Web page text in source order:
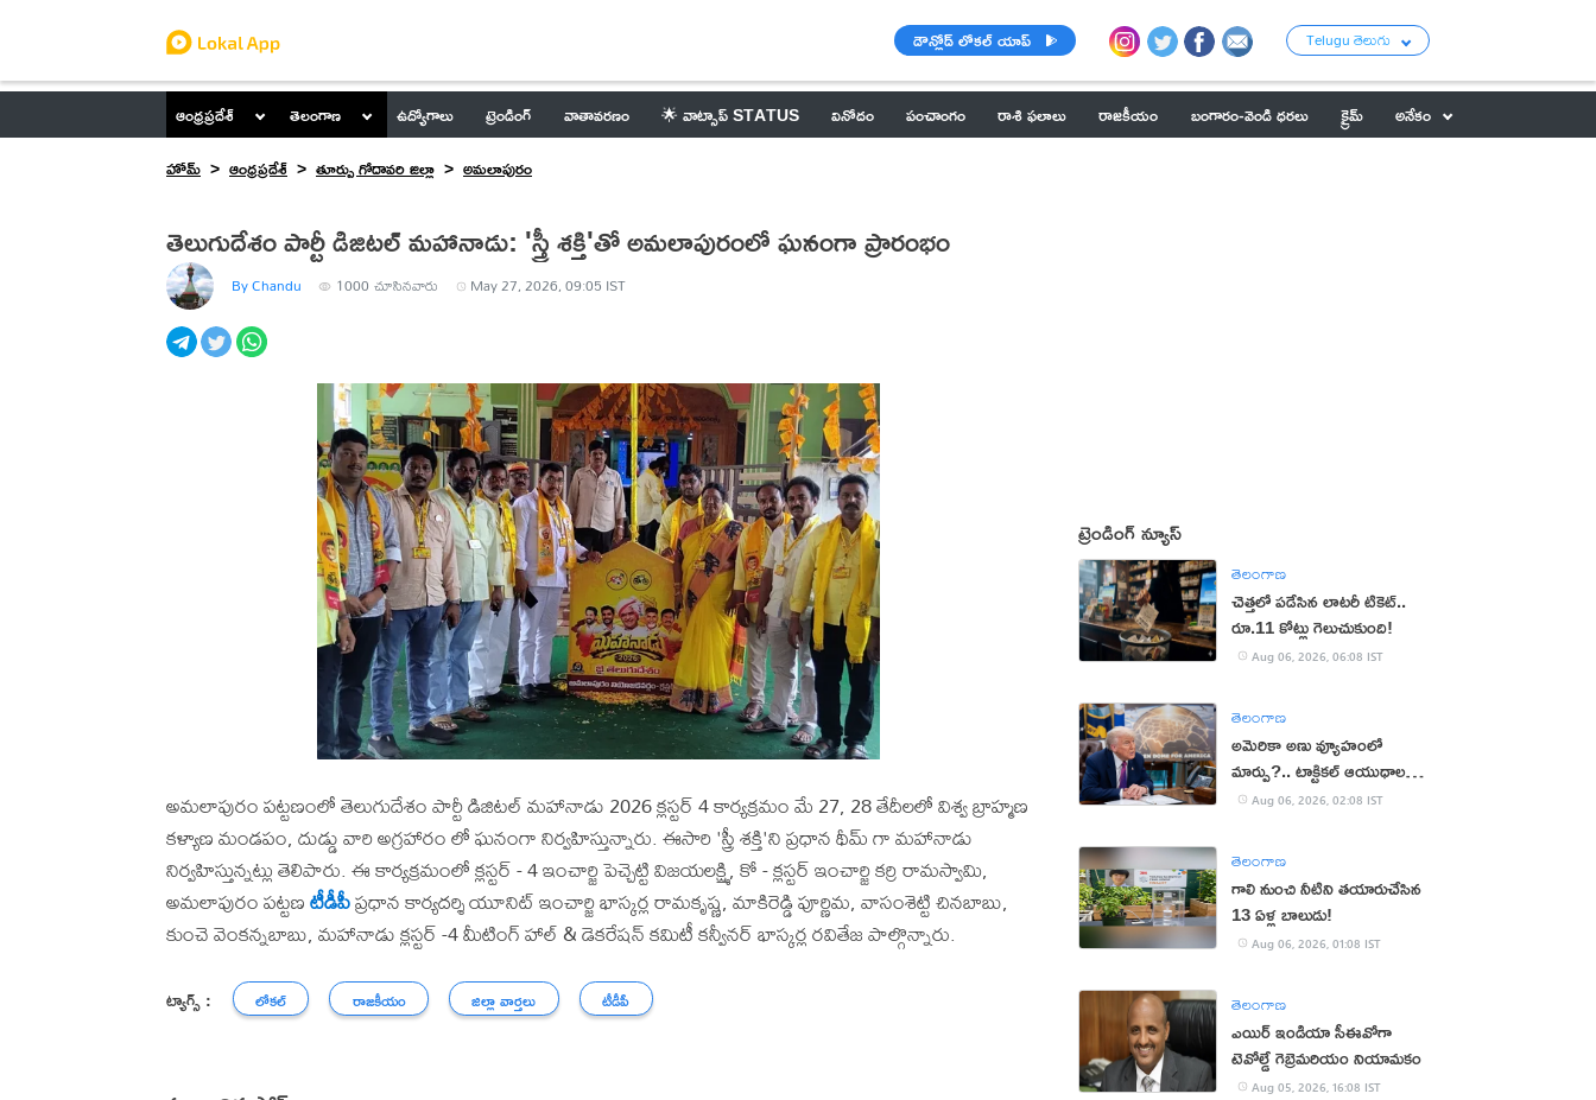
డౌన్లోడ్ లోకల్ యాప్ Telugu తెలుగు
ఆంధ్రప్రదేశ్ తెలంగాణ ఉద్యోగాలు ట్రెండింగ్ వాతావరణం 🌟 వాట్సాప్ STATUS వినోదం పంచాంగం రాశి ఫలాలు రాజకీయం బంగారం-వెండి ధరలు క్రైమ్
అనేకం
హోమ్
ఆంధ్రప్రదేశ్ తూర్పు గోదావరి జిల్లా అమలాపురం
తెలుగుదేశం పార్టీ డిజిటల్ మహానాడు: 'స్త్రీ శక్తి'తో అమలాపురంలో ఘనంగా ప్రారంభం
By Chandu 1000 చూసినవారు May 27, 2026, 09:05 IST
అమలాపురం పట్టణంలో తెలుగుదేశం పార్టీ డిజిటల్ మహానాడు 2026 క్లస్టర్ 4 కార్యక్రమం మే 27, 28 తేదీలలో విశ్వ బ్రాహ్మణ
కళ్యాణ మండపం, దుడ్డు వారి అగ్రహారం లో ఘనంగా నిర్వహిస్తున్నారు. ఈసారి 'స్త్రీ శక్తి'ని ప్రధాన థీమ్ గా మహానాడు
నిర్వహిస్తున్నట్లు తెలిపారు. ఈ కార్యక్రమంలో క్లస్టర్ - 4 ఇంచార్జి పెచ్చెట్టి విజయలక్ష్మి, కో - క్లస్టర్ ఇంచార్జి కర్రి రామస్వామి,
అమలాపురం పట్టణటీడీపీప్రధాన కార్యదర్శి యూనిట్ ఇంచార్జి భాస్కర్ల రామకృష్ణ, మాకిరెడ్డి పూర్ణిమ, వాసంశెట్టి చినబాబు,
కుంచె వెంకన్నబాబు, మహానాడు క్లస్టర్ -4 మీటింగ్ హాల్ & డెకరేషన్ కమిటీ కన్వీనర్ భాస్కర్ల రవితేజ పాల్గొన్నారు.
ట్యాగ్స్ : లోకల్ రాజకీయం జిల్లా వార్తలు టీడీపీ
ట్రెండింగ్ న్యూస్
తెలంగాణ
చెత్తలో పడేసిన లాటరీ టికెట్..
రూ.11 కోట్లు గెలుచుకుంది!
Aug 06, 2026, 06:08 IST
తెలంగాణ
అమెరికా అణు వ్యూహంలో
మార్పు?.. టాక్టికల్ ఆయుధాలకు
ప్రాధాన్యం!
Aug 06, 2026, 02:08 IST
తెలంగాణ
గాలి నుంచి నీటిని తయారుచేసిన
13 ఏళ్ల బాలుడు!
Aug 06, 2026, 01:08 IST
తెలంగాణ
ఎయిర్ ఇండియా సీఈవోగా
టెవోల్డే గెబ్రెమరియం నియామకం
Aug 05, 2026, 16:08 IST